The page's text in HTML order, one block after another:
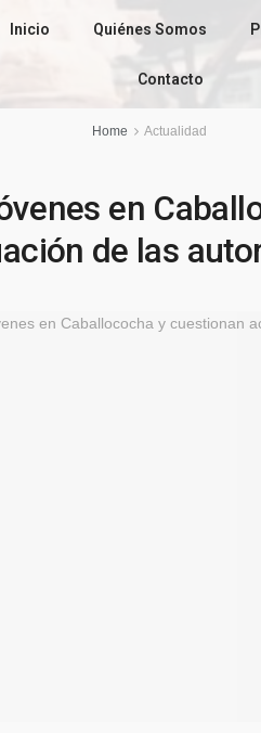
Inicio Quiénes Somos
Contacto
Home Actualidad
en
de las